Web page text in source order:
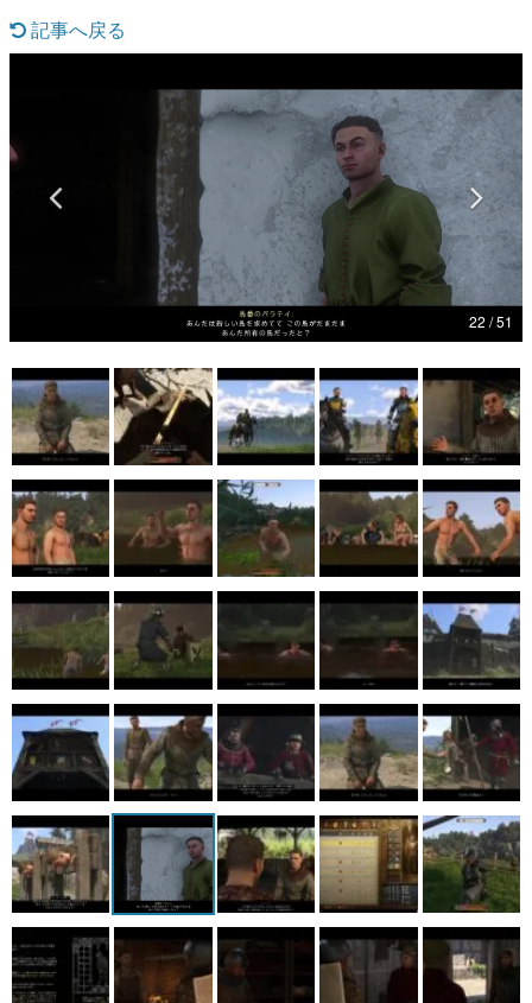
ゲームが変えた日本語
「経験値」「裏技」「ラスボス」… ゲームにまつわる言葉
の起源や用法の変遷を、コンピューター文化史研究家・タ
イニーP氏が徹底調査。
カテゴリ
女性向け
アプリレビュー
その他
電ファミニコゲーマーとは？
運営：株式会社マレ
記事へ戻る
22 / 51